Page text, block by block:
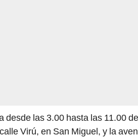
desde las 3.00 hasta las 11.00
Virú, en San Miguel, y la